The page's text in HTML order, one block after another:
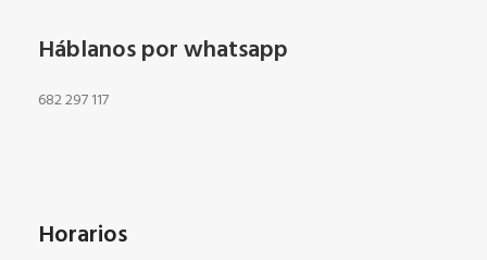
Háblanos por whatsapp
682 297 117
Horarios